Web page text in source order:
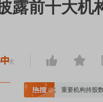
露前十大机
A股估值分析全览 重要机构持股数据